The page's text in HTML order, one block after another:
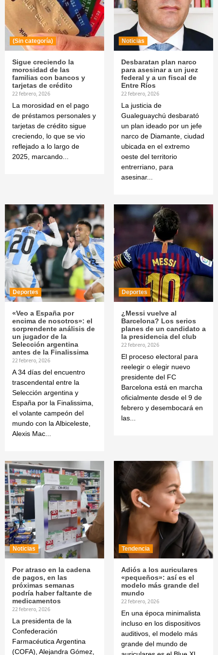
(Sin categoría)
Sigue creciendo la
morosidad de las
familias con bancos y
tarjetas de crédito
22 febrero, 2026
La morosidad en el pago
de préstamos personales y
tarjetas de crédito sigue
creciendo, lo que se vio
reflejado a lo largo de
2025, marcando...
Noticias
Desbaratan plan narco
para asesinar a un juez
federal y a un fiscal de
Entre Ríos
22 febrero, 2026
La justicia de
Gualeguaychú desbarató
un plan ideado por un jefe
narco de Diamante, ciudad
ubicada en el extremo
oeste del territorio
entrerriano, para
asesinar...
Deportes
«Veo a España por
encima de nosotros»: el
sorprendente análisis de
un jugador de la
Selección argentina
antes de la Finalissima
22 febrero, 2026
A 34 días del encuentro
trascendental entre la
Selección argentina y
España por la Finalissima,
el volante campeón del
mundo con la Albiceleste,
Alexis Mac...
Deportes
¿Messi vuelve al
Barcelona? Los serios
planes de un candidato a
la presidencia del club
22 febrero, 2026
El proceso electoral para
reelegir o elegir nuevo
presidente del FC
Barcelona está en marcha
oficialmente desde el 9 de
febrero y desembocará en
las...
Noticias
Por atraso en la cadena
de pagos, en las
próximas semanas
podría haber faltante de
medicamentos
22 febrero, 2026
La presidenta de la
Confederación
Farmacéutica Argentina
(COFA), Alejandra Gómez,
Tendencia
Adiós a los auriculares
«pequeños»: así es el
modelo más grande del
mundo
22 febrero, 2026
En una época minimalista
incluso en los dispositivos
auditivos, el modelo más
grande del mundo de